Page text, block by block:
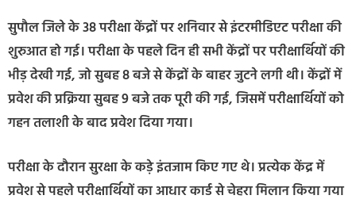
सुपौल जिले के 38 परीक्षा केंद्रों पर शनिवार से इंटरमीडिएट परीक्षा की
शुरुआत हो गई। परीक्षा के पहले दिन ही सभी केंद्रों पर परीक्षार्थियों की
भीड़ देखी गई, जो सुबह 8 बजे से केंद्रों के बाहर जुटने लगी थी। केंद्रों में
प्रवेश की प्रक्रिया सुबह 9 बजे तक पूरी की गई, जिसमें परीक्षार्थियों को
गहन तलाशी के बाद प्रवेश दिया गया।
परीक्षा के दौरान सुरक्षा के कड़े इंतजाम किए गए थे। प्रत्येक केंद्र में
प्रवेश से पहले परीक्षार्थियों का आधार कार्ड से चेहरा मिलान किया गया